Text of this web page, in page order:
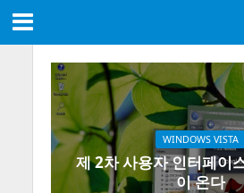
WINDOWS VISTA
제 2차 사용자 인터페이
이 온다